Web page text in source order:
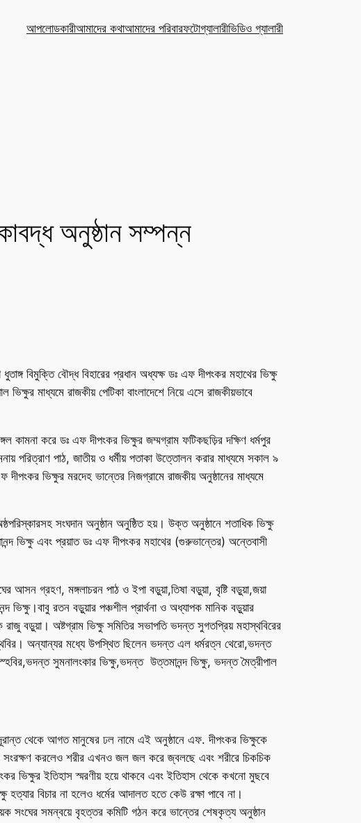
আপলোডকারীআমাদের কথাআমাদের পরিবারফটোগ্যালারীভিডিও গ্যালারী
অনুষ্ঠান সম্পন্ন
বিমুক্তি বৌদ্ধ বিহারের প্রধান অধ্যক্ষ ডঃ এফ দীপংকর মহাথের ভিক্ষু
মাধ্যমে রাজকীয় পেটিকা বাংলাদেশে নিয়ে এসে রাজকীয়ভাবে
করে ডঃ এফ দীপংকর ভিক্ষুর জম্মগ্রাম ফটিকছড়ির দক্ষিণ ধর্মপুর
পরিত্রাণ পাঠ, জাতীয় ও ধর্মীয় পতাকা উত্তোলন করার মাধ্যমে সকাল ৯
দীপংকর ভিক্ষুর মরদেহ ভান্তের নিজগ্রামে রাজকীয় অনুষ্ঠানের মাধ্যমে
সংঘদান অনুষ্ঠান অনুষ্ঠিত হয়। উক্ত অনুষ্ঠানে শতাধিক ভিক্ষু
ভিক্ষু এবং প্রয়াত ডঃ এফ দীপংকর মহাথের (গুরুভান্তের) অন্তেবাসী
আসন গ্রহণ, মঙ্গলাচরন পাঠ ও ইপা বড়ুয়া,তিষা বড়ুয়া, বৃষ্টি বড়ুয়া,জয়া
ভিক্ষু।বাবু রতন বড়ুয়ার পঞ্চশীল প্রার্থনা ও অধ্যাপক মানিক বড়ুয়ার
রাজু বড়ুয়া। অষ্টগ্রাম ভিক্ষু সমিতির সভাপতি ভদন্ত সুগতপ্রিয় মহাস্থবিরের
অন্যান্যর মধ্যে উপস্থিত ছিলেন ভদন্ত এল ধর্মরত্ন থেরো,ভদন্ত
সুমনালংকার ভিক্ষু,ভদন্ত উত্তমানন্দ ভিক্ষু, ভদন্ত মৈত্রীপাল
থেকে আগত মানুষের ঢল নামে এই অনুষ্ঠানে এফ. দীপংকর ভিক্ষুকে
সংরক্ষণ করলেও শরীর এখনও জল জল করে জ্বলছে এবং শরীরে চিকচিক
ভিক্ষুর ইতিহাস স্মরণীয় হয়ে থাকবে এবং ইতিহাস থেকে কখনো মুছবে
বিচার না হলেও ধর্মের আদালত হতে কেউ রক্ষা পাবে না।
সংঘের সমন্বয়ে বৃহত্তর কমিটি গঠন করে ভান্তের শেষকৃত্য অনুষ্ঠান